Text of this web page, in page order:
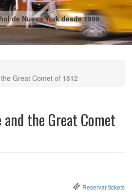
de Nueva York desde 1999
Great Comet of 1812
and the Great Comet
Reservar tickets